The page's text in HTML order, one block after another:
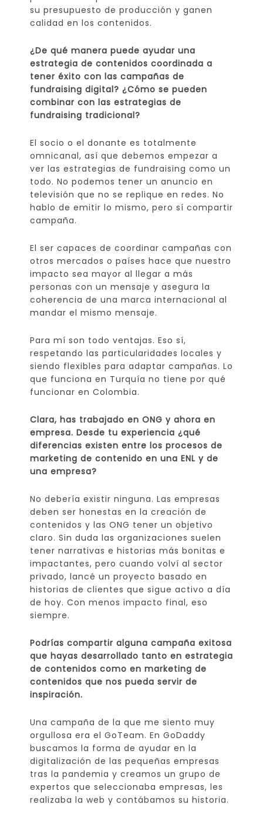
su presupuesto de producción y ganen
calidad en los contenidos.
¿De qué manera puede ayudar una
estrategia de contenidos coordinada a
tener éxito con las campañas de
fundraising digital? ¿Cómo se pueden
combinar con las estrategias de
fundraising tradicional?
El socio o el donante es totalmente
omnicanal, así que debemos empezar a
ver las estrategias de fundraising como un
todo. No podemos tener un anuncio en
televisión que no se replique en redes. No
hablo de emitir lo mismo, pero sí compartir
campaña.
El ser capaces de coordinar campañas con
otros mercados o países hace que nuestro
impacto sea mayor al llegar a más
personas con un mensaje y asegura la
coherencia de una marca internacional al
mandar el mismo mensaje.
Para mí son todo ventajas. Eso sí,
respetando las particularidades locales y
siendo flexibles para adaptar campañas. Lo
que funciona en Turquía no tiene por qué
funcionar en Colombia.
Clara, has trabajado en ONG y ahora en
empresa. Desde tu experiencia ¿qué
diferencias existen entre los procesos de
marketing de contenido en una ENL y de
una empresa?
No debería existir ninguna. Las empresas
deben ser honestas en la creación de
contenidos y las ONG tener un objetivo
claro. Sin duda las organizaciones suelen
tener narrativas e historias más bonitas e
impactantes, pero cuando volví al sector
privado, lancé un proyecto basado en
historias de clientes que sigue activo a día
de hoy. Con menos impacto final, eso
siempre.
Podrías compartir alguna campaña exitosa
que hayas desarrollado tanto en estrategia
de contenidos como en marketing de
contenidos que nos pueda servir de
inspiración.
Una campaña de la que me siento muy
orgullosa era el GoTeam. En GoDaddy
buscamos la forma de ayudar en la
digitalización de las pequeñas empresas
tras la pandemia y creamos un grupo de
expertos que seleccionaba empresas, les
realizaba la web y contábamos su historia.